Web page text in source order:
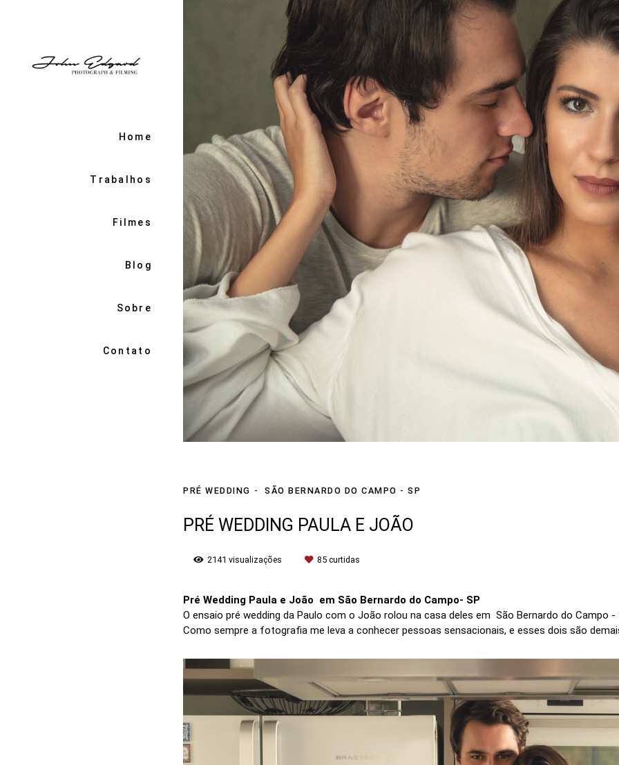
Home
Trabalhos
Filmes
Blog
Sobre
Contato
PRÉ WEDDING SÃO BERNARDO DO CAMPO - SP
PRÉ WEDDING PAULA E JOÃO
2141 visualizações 85 curtidas
Pré Wedding Paula e João em São Bernardo do Campo- SP
O ensaio pré wedding da Paulo com o João rolou na casa deles em São Bernardo do Campo -
Como sempre a fotografia me leva a conhecer pessoas sensacionais, e esses dois são